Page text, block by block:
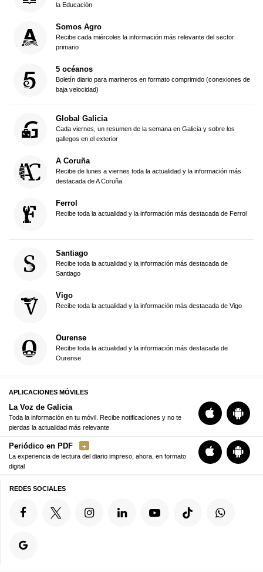
la Educación
Somos Agro
Recibe cada miércoles la información más relevante del sector
primario
5 océanos
Boletín diario para marineros en formato comprimido (conexiones de
baja velocidad)
Global Galicia
Cada viernes, un resumen de la semana en Galicia y sobre los
gallegos en el exterior
A Coruña
Recibe de lunes a viernes toda la actualidad y la información más
destacada de A Coruña
Ferrol
Recibe toda la actualidad y la información más destacada de Ferrol
Santiago
Recibe toda la actualidad y la información más destacada de
Santiago
Vigo
Recibe toda la actualidad y la información más destacada de Vigo
Ourense
Recibe toda la actualidad y la información más destacada de
Ourense
APLICACIONES MÓVILES
La Voz de Galicia
Toda la información en tu móvil. Recibe notificaciones y no te
pierdas la actualidad más relevante
Periódico en PDF
La experiencia de lectura del diario impreso, ahora, en formato
digital
REDES SOCIALES